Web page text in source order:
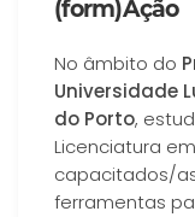
(form)Ação
No âmbito do
Universidade
do Porto,
Licenciatura
capacitados/
ferramentas